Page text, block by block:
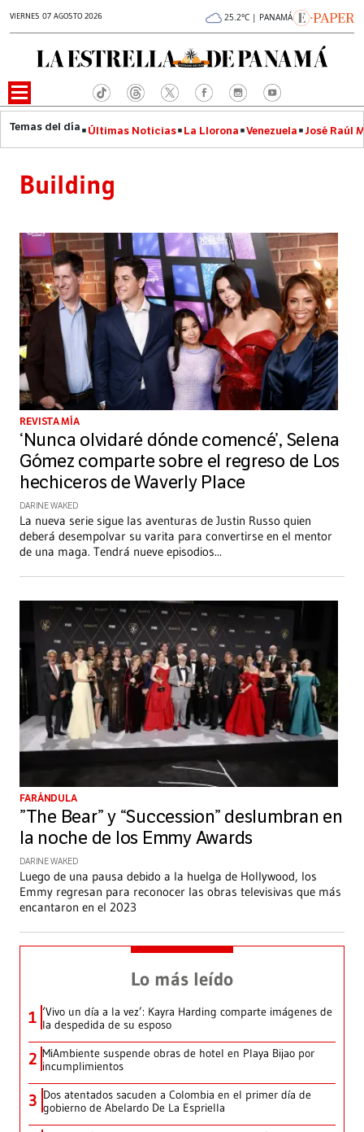
VIERNES 07 AGOSTO 2026 25.2°C | PANAMÁ
Últimas Noticias La Llorona Venezuela José Raúl
Building
REVISTA MÍA
‘Nunca olvidaré dónde comencé’, Selena
Gómez comparte sobre el regreso de Los
hechiceros de Waverly Place
DARINE WAKED
La nueva serie sigue las aventuras de Justin Russo quien
deberá desempolvar su varita para convertirse en el mentor
de una maga. Tendrá nueve episodios...
FARÁNDULA
”The Bear” y “Succession” deslumbran en
la noche de los Emmy Awards
DARINE WAKED
Luego de una pausa debido a la huelga de Hollywood, los
Emmy regresan para reconocer las obras televisivas que más
encantaron en el 2023
Lo más leído
1 ‘Vivo un día a la vez’: Kayra Harding comparte imágenes de
la despedida de su esposo
2 MiAmbiente suspende obras de hotel en Playa Bijao por
incumplimientos
3 Dos atentados sacuden a Colombia en el primer día de
gobierno de Abelardo De La Espriella